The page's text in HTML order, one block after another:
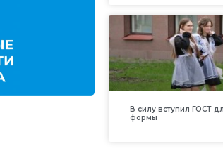
В силу вступил ГОСТ
формы